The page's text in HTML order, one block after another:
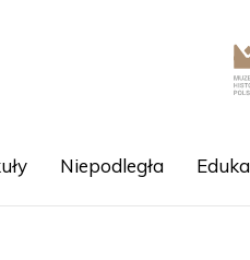
Niepodległa